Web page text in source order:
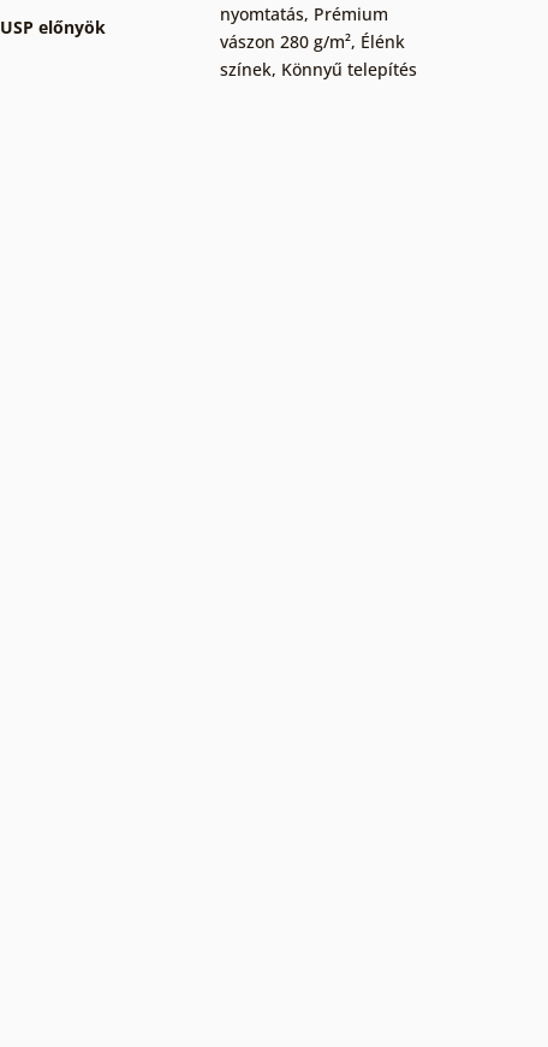
USP előnyök
nyomtatás, Prémium
vászon 280 g/m², Élénk
színek, Könnyű telepítés